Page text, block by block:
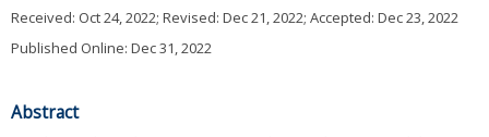
Received: Oct 24, 2022; Revised: Dec 21, 2022; Accepted: Dec 23, 2022
Published Online: Dec 31, 2022
Abstract